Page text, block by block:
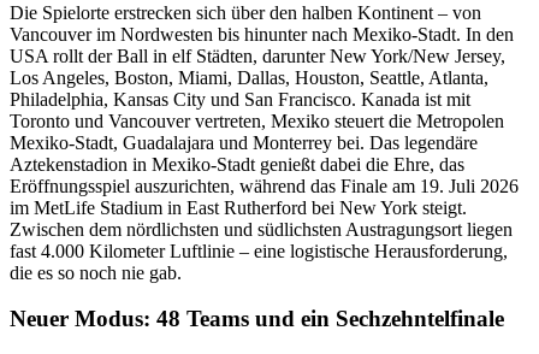
Die Spielorte erstrecken sich über den halben Kontinent – von
Vancouver im Nordwesten bis hinunter nach Mexiko-Stadt. In den
USA rollt der Ball in elf Städten, darunter New York/New Jersey,
Los Angeles, Boston, Miami, Dallas, Houston, Seattle, Atlanta,
Philadelphia, Kansas City und San Francisco. Kanada ist mit
Toronto und Vancouver vertreten, Mexiko steuert die Metropolen
Mexiko-Stadt, Guadalajara und Monterrey bei. Das legendäre
Aztekenstadion in Mexiko-Stadt genießt dabei die Ehre, das
Eröffnungsspiel auszurichten, während das Finale am 19. Juli 2026
im MetLife Stadium in East Rutherford bei New York steigt.
Zwischen dem nördlichsten und südlichsten Austragungsort liegen
fast 4.000 Kilometer Luftlinie – eine logistische Herausforderung,
die es so noch nie gab.
Neuer Modus: 48 Teams und ein Sechzehntelfinale